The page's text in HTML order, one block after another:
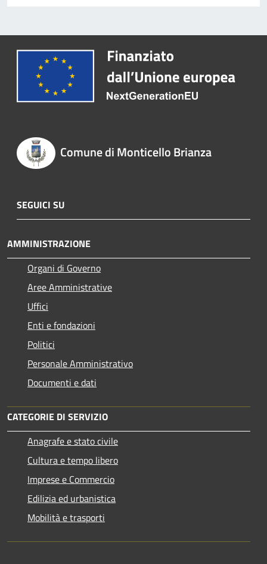
Comune di Monticello Brianza
SEGUICI SU
AMMINISTRAZIONE
Organi di Governo
Aree Amministrative
Uffici
Enti e fondazioni
Politici
Personale Amministrativo
Documenti e dati
CATEGORIE DI SERVIZIO
Anagrafe e stato civile
Cultura e tempo libero
Imprese e Commercio
Edilizia ed urbanistica
Mobilità e trasporti